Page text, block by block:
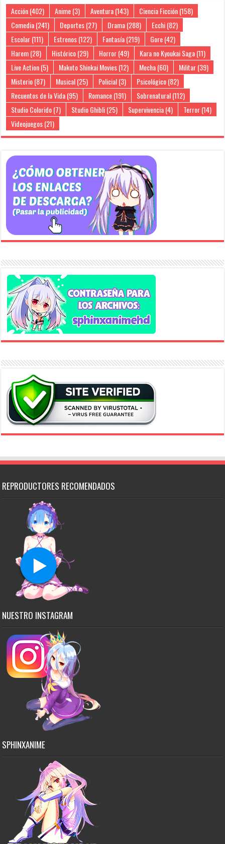
Acción(402) Anime(3) Aventura(143) Ciencia Ficción(158)
Comedia(241) Deportes(27) Drama(288) Ecchi(82)
Escolar(111) Estrenos(122) Fantasía(219) Gore(42)
Harem(28) Histórico(29) Horror(49) Kara no Kyoukai Saga(11)
Live Action(5) Makoto Shinkai Movies(12) Mecha(60) Militar(39)
Misterio(87) Musical(25) Policial(3) Psicológico(82)
Recuentos de la Vida(95) Romance(191) Sobrenatural(112)
Studio Colorido(7) Studio Ghibli(25) Supervivencia(4) Terror(14)
Videojuegos(21)
REPRODUCTORES RECOMENDADOS
NUESTRO INSTAGRAM
SPHINXANIME